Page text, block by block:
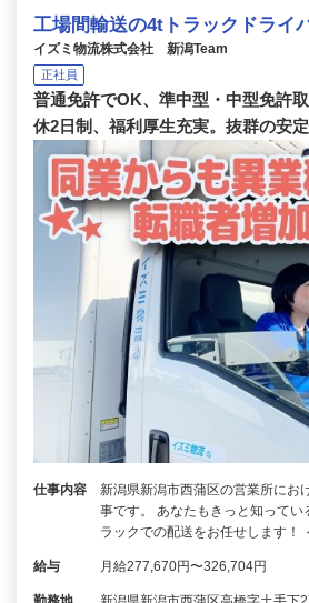
工場間輸送の4tトラックドライ
イズミ物流株式会社 新潟Team
正社員
普通免許でOK、準中型・中型免許
休2日制、福利厚生充実。抜群の安定
仕事内容
新潟県新潟市西蒲区の営業所にお
事です。 あなたもきっと知ってい
ラックでの配送をお任せします！
給与 月給277,670円〜326,704円